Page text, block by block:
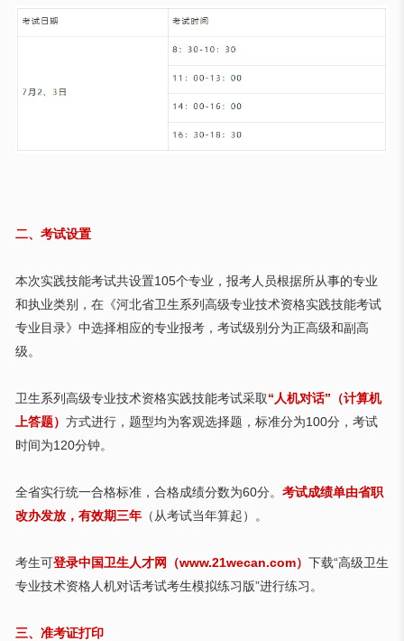
二、考试设置
本次实践技能考试共设置105个专业，报考人员根据所从事的专业
和执业类别，在《河北省卫生系列高级专业技术资格实践技能考试
专业目录》中选择相应的专业报考，考试级别分为正高级和副高
级。
卫生系列高级专业技术资格实践技能考试采取“人机对话”（计算机
上答题） 方式进行，题型均为客观选择题，标准分为100分，考试
时间为120分钟。
全省实行统一合格标准，合格成绩分数为60分。 考试成绩单由省职
改办发放，有效期三年（从考试当年算起）。
考生可登录中国卫生人才网（www.21wecan.com） 下载“高级卫生
专业技术资格人机对话考试考生模拟练习版”进行练习。
三、准考证打印